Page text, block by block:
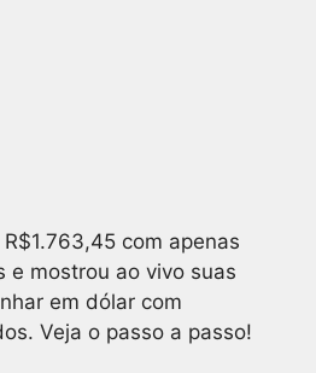
com apenas
e mostrou ao vivo suas
em dólar com
Veja o passo a passo!